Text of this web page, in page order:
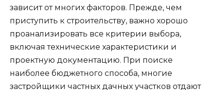
зависит от многих факторов. Прежде, чем
приступить к строительству, важно хорошо
проанализировать все критерии выбора,
включая технические характеристики и
проектную документацию. При поиске
наиболее бюджетного способа, многие
застройщики частных дачных участков отдают